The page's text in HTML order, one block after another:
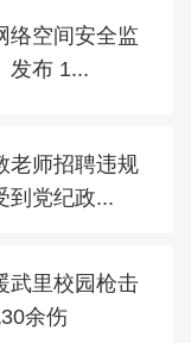
络空间安全监
发布 1...
老师招聘违规
到党纪政...
武里校园枪击
余伤